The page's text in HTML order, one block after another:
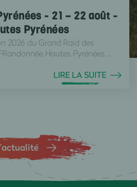
- 21 – 22 août -
Pyrénées
2026 du Grand Raid des
Hautes Pyrénées ...
LIRE LA SUITE